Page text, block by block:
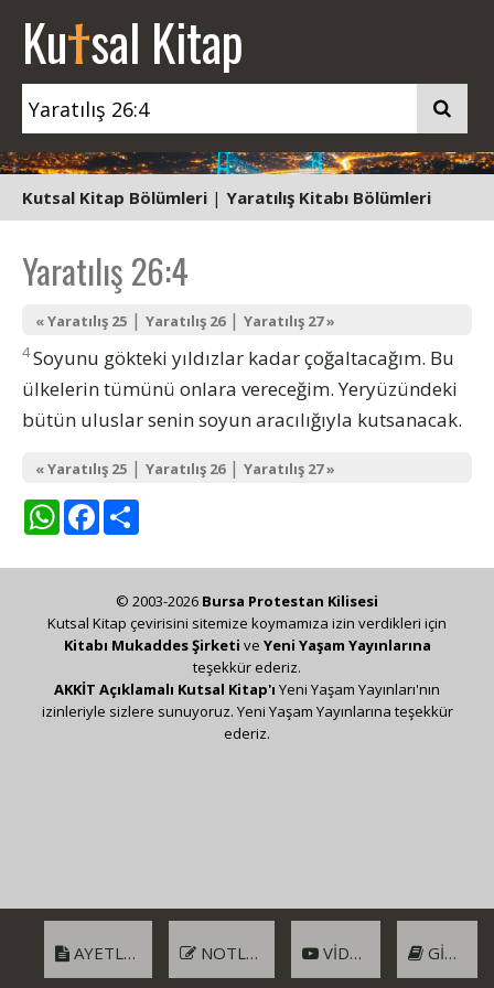
Kutsal Kitap
Kutsal Kitap Bölümleri | Yaratılış Kitabı Bölümleri
Yaratılış 26:4
« Yaratılış 25 | Yaratılış 26| Yaratılış 27 »
4Soyunu gökteki yıldızlar kadar çoğaltacağım. Bu
ülkelerin tümünü onlara vereceğim. Yeryüzündeki
bütün uluslar senin soyun aracılığıyla kutsanacak.
« Yaratılış 25 | Yaratılış 26| Yaratılış 27 »
WhatsAppFacebook
AYETLER NOTLAR VIDEO GIRIŞ
© 2003-2026 Bursa Protestan Kilisesi
Kutsal Kitap çevirisini sitemize koymamıza izin verdikleri için
Kitabı Mukaddes Şirketi ve Yeni Yaşam Yayınlarına
teşekkür ederiz.
AKKİT Açıklamalı Kutsal Kitap'ı Yeni Yaşam Yayınları'nın
izinleriyle sizlere sunuyoruz. Yeni Yaşam Yayınlarına teşekkür
ederiz.